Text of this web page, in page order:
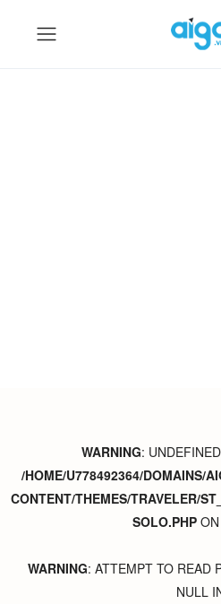
WARNING:
/HOME/U778492364/DOMAINS/
CONTENT/THEMES/TRAVELER/
SOLO.PHP
WARNING: ATTEMPT TO READ
NULL